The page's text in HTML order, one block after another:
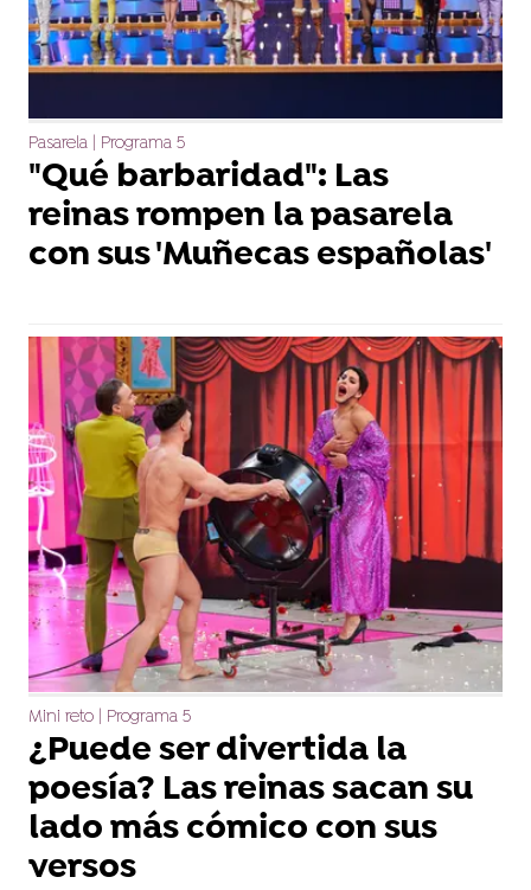
Pasarela | Programa 5
"Qué barbaridad": Las
reinas rompen la pasarela
con sus 'Muñecas españolas'
Mini reto | Programa 5
¿Puede ser divertida la
poesía? Las reinas sacan su
lado más cómico con sus
versos